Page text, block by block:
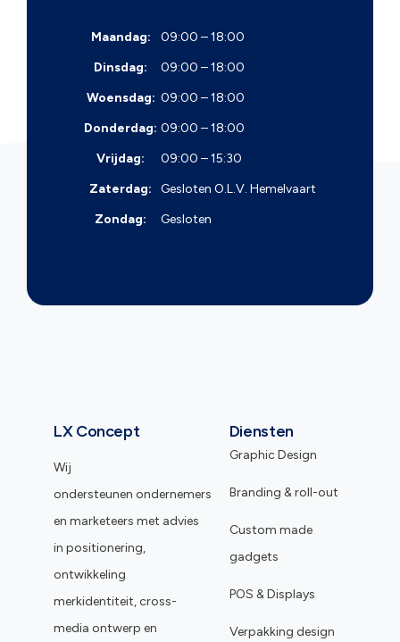
Maandag:
09:00 – 18:00
Dinsdag:
09:00 – 18:00
Woensdag: 09:00 – 18:00
Donderdag: 09:00 – 18:00
Vrijdag:
09:00 – 15:30
Zaterdag:
Gesloten O.L.V. Hemelvaart
Zondag:
Gesloten
LX Concept
Wij
ondersteunen ondernemers
en marketeers met advies
in positionering,
ontwikkeling
merkidentiteit, cross-
media ontwerp en
Diensten
Graphic Design
Branding & roll-out
Custom made
gadgets
POS & Displays
Verpakking design